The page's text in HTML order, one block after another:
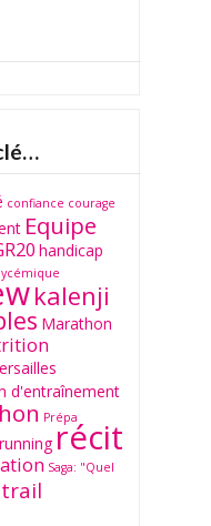
confiance courage
Equipe
handicap
kalenji
Marathon
d'entraînement
Prépa
running récit
Saga: "Quel
trail